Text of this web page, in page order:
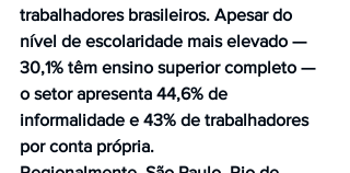
trabalhadores brasileiros. Apesar do
nível de escolaridade mais elevado —
30,1% têm ensino superior completo —
o setor apresenta 44,6% de
informalidade e 43% de trabalhadores
por conta própria.